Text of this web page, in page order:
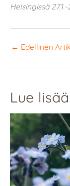
Helsingissä
← Edellinen
Lue lisää